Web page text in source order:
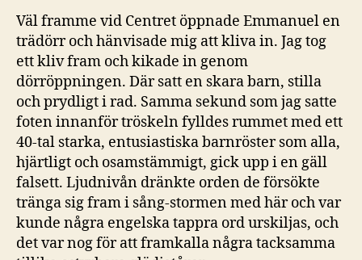
Väl framme vid Centret öppnade Emmanuel en
trädörr och hänvisade mig att kliva in. Jag tog
ett kliv fram och kikade in genom
dörröppningen. Där satt en skara barn, stilla
och prydligt i rad. Samma sekund som jag satte
foten innanför tröskeln fylldes rummet med ett
40-tal starka, entusiastiska barnröster som alla,
hjärtligt och osamstämmigt, gick upp i en gäll
falsett. Ljudnivån dränkte orden de försökte
tränga sig fram i sång-stormen med här och var
kunde några engelska tappra ord urskiljas, och
det var nog för att framkalla några tacksamma